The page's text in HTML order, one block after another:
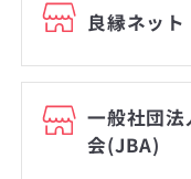
良縁ネット
一般社団
会(JBA)